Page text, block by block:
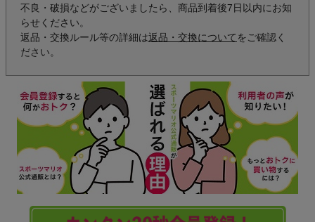
不良・破損などがございましたら、商品到着後7日以内にお知
らせください。
返品・交換ルール等の詳細は返品・交換について をご確認く
ださい。